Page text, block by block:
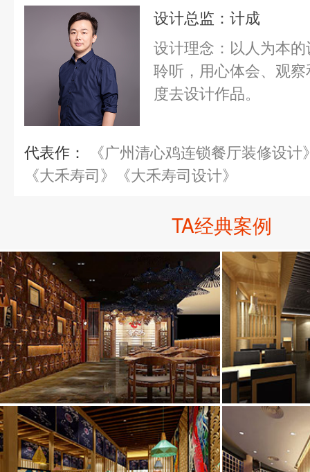
设计总监：计成
设计理念：以人为本
聆听，用心体会、观
度去设计作品。
代表作：
《广州清心鸡连锁餐厅装修设
《大禾寿司》《大禾寿司设计》
TA经典案例